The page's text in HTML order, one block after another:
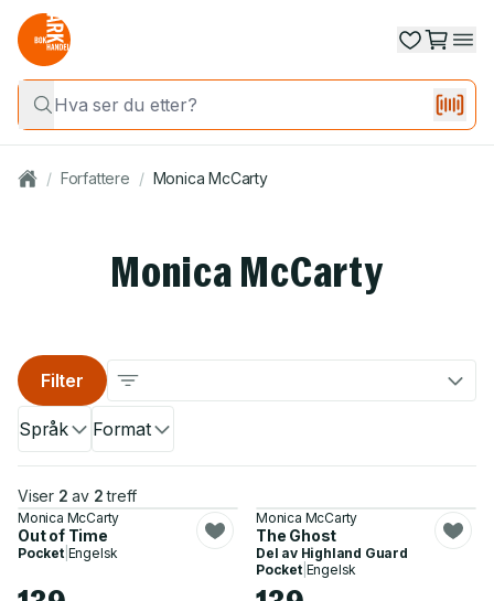
/ Forfattere / Monica McCarty
Monica McCarty
Språk Format
Filter
Viser 2 av 2 treff
Monica McCarty
Out of Time
Pocket| Engelsk
Monica McCarty
The Ghost
Del av Highland Guard
Pocket| Engelsk